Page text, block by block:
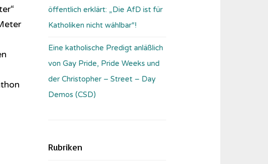
öffentlich erklärt: „Die AfD ist für
Katholiken nicht wählbar“!
Eine katholische Predigt anläßlich
von Gay Pride, Pride Weeks und
der Christopher – Street – Day
Demos (CSD)
Rubriken